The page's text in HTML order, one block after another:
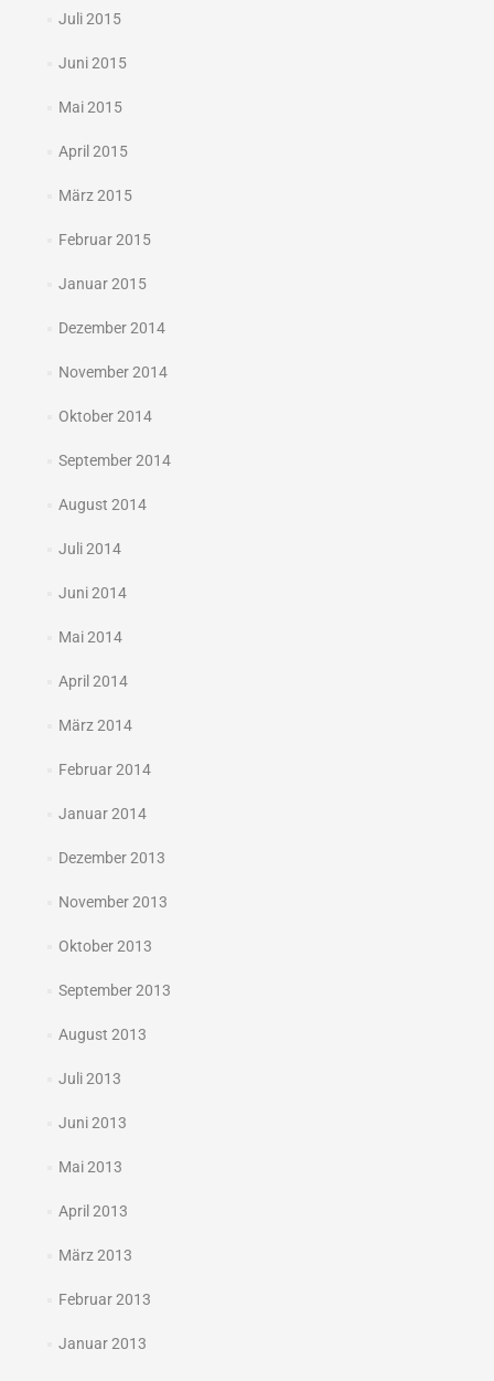
Juli 2015
Juni 2015
Mai 2015
April 2015
März 2015
Februar 2015
Januar 2015
Dezember 2014
November 2014
Oktober 2014
September 2014
August 2014
Juli 2014
Juni 2014
Mai 2014
April 2014
März 2014
Februar 2014
Januar 2014
Dezember 2013
November 2013
Oktober 2013
September 2013
August 2013
Juli 2013
Juni 2013
Mai 2013
April 2013
März 2013
Februar 2013
Januar 2013